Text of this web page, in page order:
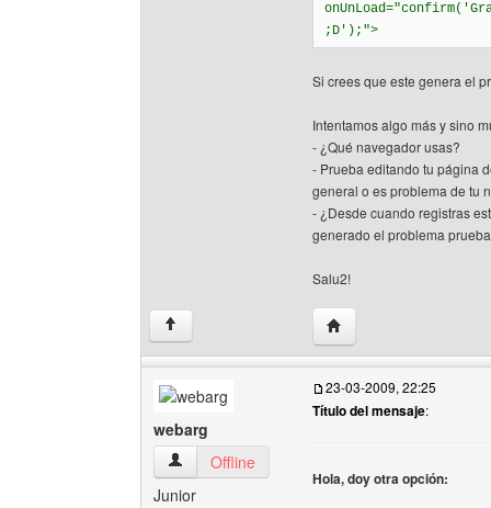
;D');">
Si crees que este genera el
Intentamos algo más y sino
- ¿Qué navegador usas?
- Prueba editando tu página
general o es problema de tu
- ¿Desde cuando registras
generado el problema
Salu2!
↑ Visitar sitio web del
webarg
webarg Ver perfil del usuario
Offline
Junior
23-03-2009, 22:25
Título del mensaje:
Hola, doy otra opción: